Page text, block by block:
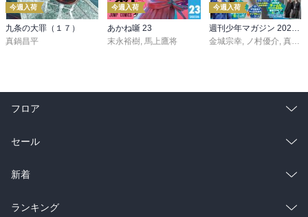
今週入荷
九条の大罪（１７）
真鍋昌平
今週入荷
あかね噺 23
末永裕樹 馬上鷹将
今週入荷
金城宗幸
ノ村優介 真島ヒロ
フロア
総合
ラノベ
雑誌・グラビア
セール
総合
ラノベ
新着
総合
ランキング